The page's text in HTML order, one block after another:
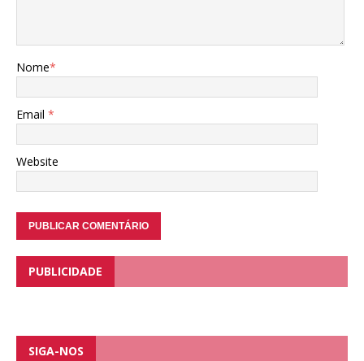
Nome*
Email *
Website
PUBLICIDADE
SIGA-NOS